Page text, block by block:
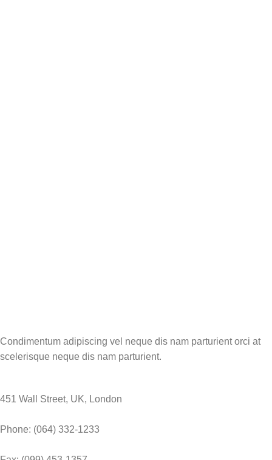
Condimentum adipiscing vel neque dis nam parturient orci at
scelerisque neque dis nam parturient.
451 Wall Street, UK, London
Phone: (064) 332-1233